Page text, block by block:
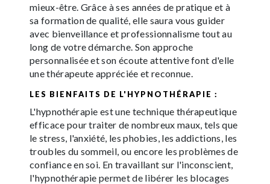
mieux-être. Grâce à ses années de pratique et à
sa formation de qualité, elle saura vous guider
avec bienveillance et professionnalisme tout au
long de votre démarche. Son approche
personnalisée et son écoute attentive font d'elle
une thérapeute appréciée et reconnue.
LES BIENFAITS DE L'HYPNOTHÉRAPIE :
L'hypnothérapie est une technique thérapeutique
efficace pour traiter de nombreux maux, tels que
le stress, l'anxiété, les phobies, les addictions, les
troubles du sommeil, ou encore les problèmes de
confiance en soi. En travaillant sur l'inconscient,
l'hypnothérapie permet de libérer les blocages